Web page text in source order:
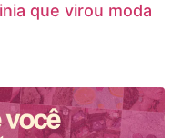
que virou moda